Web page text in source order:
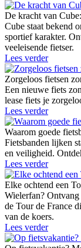
De kracht van
Cube staat bekend
sportief karakter.
veeleisende fietser.
Lees verder
Zorgeloos fietsen
Een nieuwe fiets
lease fiets je
Lees verder
Waarom goede
Fietsbanden lijken
en veiligheid.
Lees verder
Elke ochtend een
Wielerfan?
de Tour de France
van de koers.
Lees verder